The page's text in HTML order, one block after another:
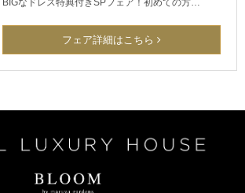
BIGなドレス特典付きSPフェア！初めての方…
フェア詳細はこちら